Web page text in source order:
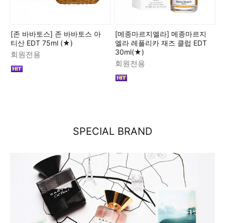
[존 바바토스] 존 바바토스 아
티산 EDT 75ml (★)
회원전용
[메종마르지엘라] 메종마르지
엘라 레플리카 재즈 클럽 EDT
30ml(★)
회원전용
SPECIAL BRAND